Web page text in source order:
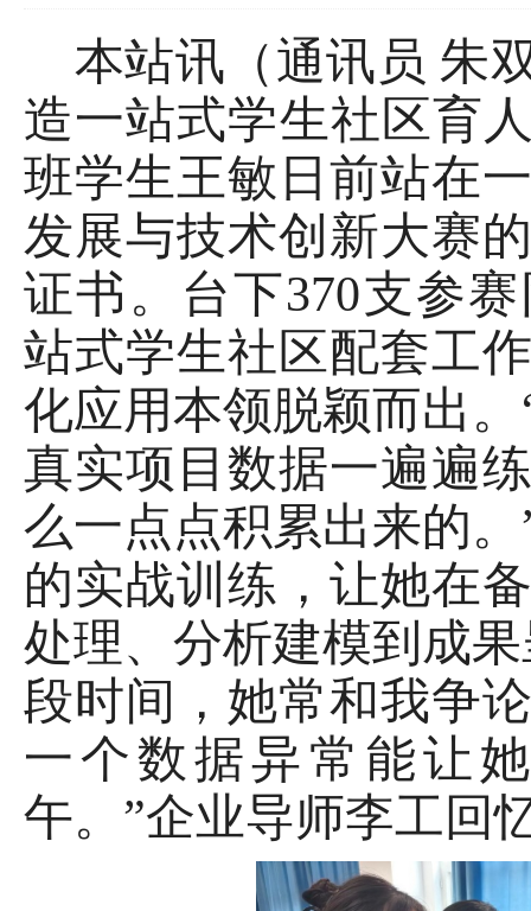
本站讯（通讯员 朱
造一站式学生社区育
班学生王敏日前站在
发展与技术创新大赛
证书。台下370支参
站式学生社区配套工
化应用本领脱颖而出
真实项目数据一遍遍
么一点点积累出来的
的实战训练，让她在
处理、分析建模到成
段时间，她常和我争
一个数据异常能让
午。”企业导师李工回